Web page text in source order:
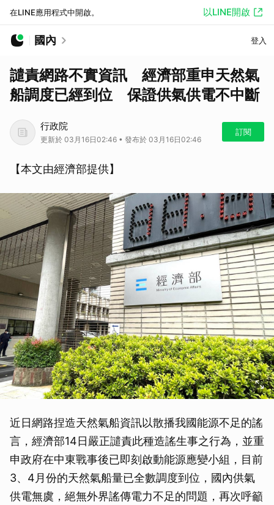
在LINE應用程式中開啟。 以LINE開啟
國內 登入
譴責網路不實資訊 經濟部重申天然氣
船調度已經到位 保證供氣供電不中斷
行政院
更新於 03月16日02:46 • 發布於 03月16日02:46
訂閱
【本文由經濟部提供】
近日網路捏造天然氣船資訊以散播我國能源不足的謠
言，經濟部14日嚴正譴責此種造謠生事之行為，並重
申政府在中東戰事後已即刻啟動能源應變小組，目前
3、4月份的天然氣船量已全數調度到位，國內供氣
供電無虞，絕無外界謠傳電力不足的問題，再次呼籲